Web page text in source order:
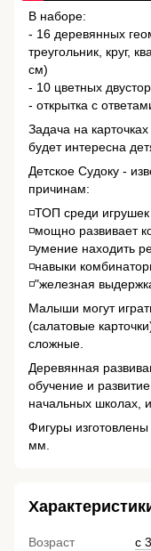
В наборе:
- 16 деревянных
треугольник, круг,
см)
- 10 цветных
- открытка с
Задача на
будет интересна
Детское Судоку -
причинам:
◽ТОП среди
◽мощно развивает
◽умение находить
◽навыки
◽"железная
Малыши могут
(салатовые
сложные.
Деревянная
обучение и
начальных школах,
Фигуры
мм.
Возраст
с